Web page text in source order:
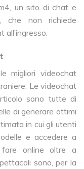
un sito di chat e
non richiede
migliori videochat
Le videochat
sono tutte di
di generare ottimi
in cui gli utenti
e accedere a
fare online oltre a
sono, per la